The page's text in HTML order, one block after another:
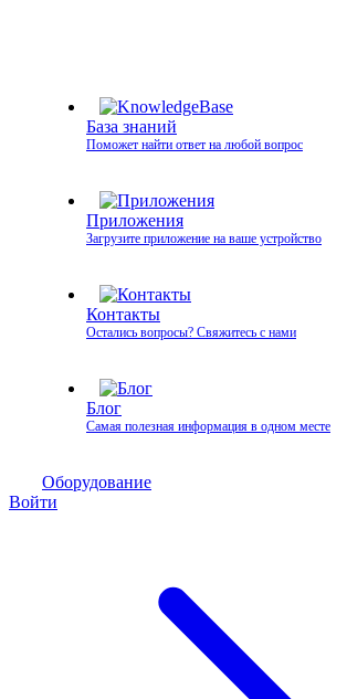
База знаний
Поможет найти ответ на любой вопрос
Приложения
Загрузите приложение на ваше устройство
Контакты
Остались вопросы? Свяжитесь с нами
Блог
Самая полезная информация в одном месте
Оборудование
Войти